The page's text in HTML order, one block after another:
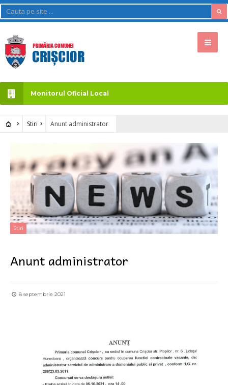
Monitorul Oficial Local
Stiri Anunt administrator
Stiri
Anunt administrator
8 septembrie 2021